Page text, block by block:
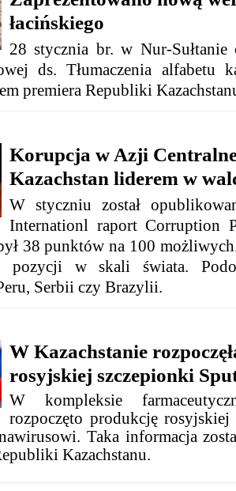
łacińskiego
28 stycznia br. w Nur-Sułtanie
ds. Tłumaczenia alfabetu
premiera Republiki
Korupcja w Azji
Kazachstan liderem w
W styczniu został
Internationl raport Corruption
38 punktów na 100
pozycji w skali świata.
Serbii czy Brazylii.
W Kazachstanie
rosyjskiej szczepionki
W kompleksie
rozpoczęto produkcję
Taka informacja
Kazachstanu.